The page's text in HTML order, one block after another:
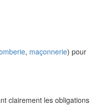
, maçonnerie) pour
clairement les obligations